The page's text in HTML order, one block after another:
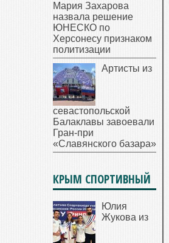
Мария Захарова
назвала решение
ЮНЕСКО по
Херсонесу признаком
политизации
Артисты из
севастопольской
Балаклавы завоевали
Гран-при
«Славянского базара»
КРЫМ СПОРТИВНЫЙ
Юлия
Жукова из